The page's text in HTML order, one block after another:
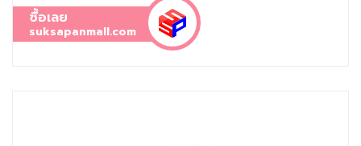
ซื้อเลย
suksapanmall.com